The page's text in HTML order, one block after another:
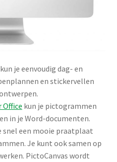
kun je eenvoudig dag- en
en stickervellen
kun je pictogrammen
in je Word-documenten.
snel een mooie praatplaat
Je kunt ook samen op
PictoCanvas wordt